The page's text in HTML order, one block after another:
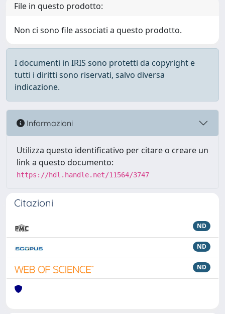
File in questo prodotto:
Non ci sono file associati a questo prodotto.
I documenti in IRIS sono protetti da copyright e
tutti i diritti sono riservati, salvo diversa
indicazione.
Informazioni
Utilizza questo identificativo per citare o creare un
link a questo documento:
https://hdl.handle.net/11564/3747
Citazioni
ND
ND
ND